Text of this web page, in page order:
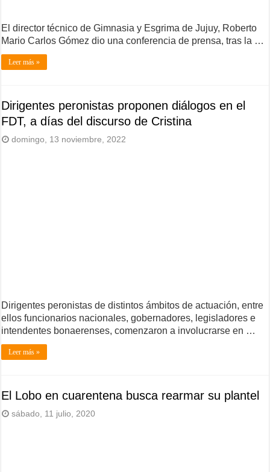
El director técnico de Gimnasia y Esgrima de Jujuy, Roberto
Mario Carlos Gómez dio una conferencia de prensa, tras la …
Leer más »
Dirigentes peronistas proponen diálogos en el
FDT, a días del discurso de Cristina
domingo, 13 noviembre, 2022
Dirigentes peronistas de distintos ámbitos de actuación, entre
ellos funcionarios nacionales, gobernadores, legisladores e
intendentes bonaerenses, comenzaron a involucrarse en …
Leer más »
El Lobo en cuarentena busca rearmar su plantel
sábado, 11 julio, 2020